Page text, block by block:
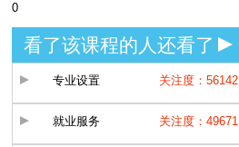
0
看了该课程的人还看了
专业设置 关注度：56142
就业服务 关注度：49671